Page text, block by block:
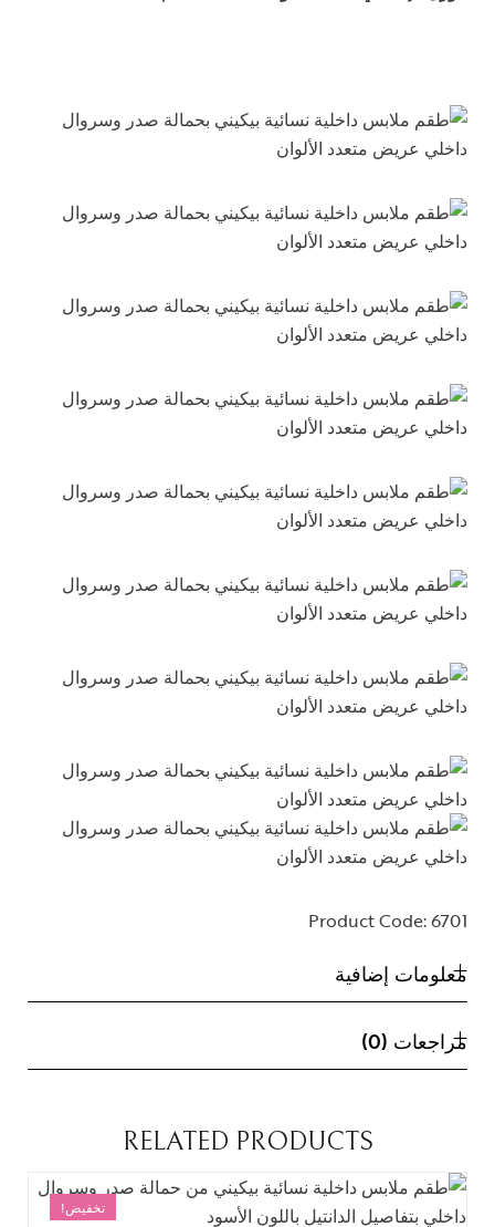
Product Code:6701
معلومات إضافية
مراجعات (0)
RELATED PRODUCTS
تخفيض!